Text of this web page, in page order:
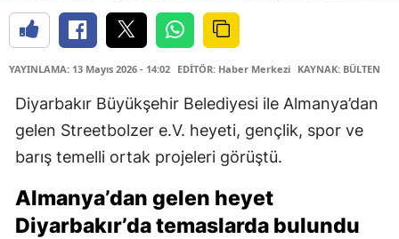
YAYINLAMA: 13 Mayıs 2026 - 14:02 EDİTÖR: Haber Merkezi KAYNAK: BÜLTEN
Diyarbakır Büyükşehir Belediyesi ile Almanya’dan
gelen Streetbolzer e.V. heyeti, gençlik, spor ve
barış temelli ortak projeleri görüştü.
Almanya’dan gelen heyet
Diyarbakır’da temaslarda bulundu